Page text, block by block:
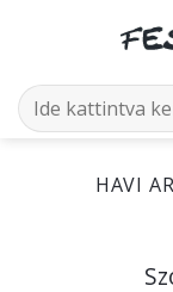
Keresés
a
HAVI